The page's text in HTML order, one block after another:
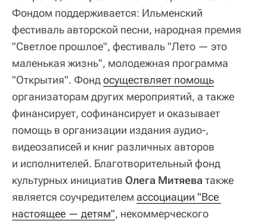
Фондом поддерживается: Ильменский
фестиваль авторской песни, народная премия
"Светлое прошлое", фестиваль "Лето — это
маленькая жизнь", молодежная программа
"Открытия". Фондосуществляет помощь
организаторам других мероприятий, а также
финансирует, софинансирует и оказывает
помощь в организации издания аудио-,
видеозаписей и книг различных авторов
и исполнителей. Благотворительный фонд
культурных инициатив Олега Митяева также
является соучредителем ассоциации "Все
настоящее — детям", некоммерческого